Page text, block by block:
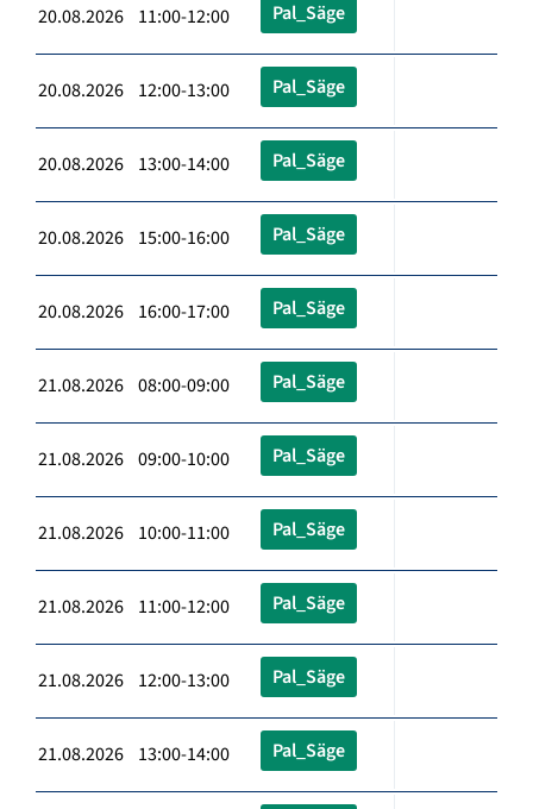
20.08.2026 11:00-12:00 Pal_Säge
20.08.2026 12:00-13:00 Pal_Säge
20.08.2026 13:00-14:00 Pal_Säge
20.08.2026 15:00-16:00 Pal_Säge
20.08.2026 16:00-17:00 Pal_Säge
21.08.2026 08:00-09:00 Pal_Säge
21.08.2026 09:00-10:00 Pal_Säge
21.08.2026 10:00-11:00 Pal_Säge
21.08.2026 11:00-12:00 Pal_Säge
21.08.2026 12:00-13:00 Pal_Säge
21.08.2026 13:00-14:00 Pal_Säge